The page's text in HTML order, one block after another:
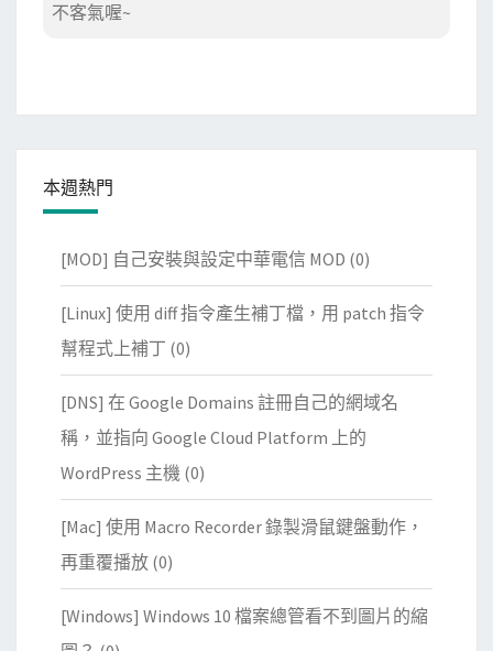
不客氣喔~
本週熱門
[MOD] 自己安裝與設定中華電信 MOD (0)
[Linux] 使用 diff 指令產生補丁檔，用 patch 指令
幫程式上補丁 (0)
[DNS] 在 Google Domains 註冊自己的網域名
稱，並指向 Google Cloud Platform 上的
WordPress 主機 (0)
[Mac] 使用 Macro Recorder 錄製滑鼠鍵盤動作，
再重覆播放 (0)
[Windows] Windows 10 檔案總管看不到圖片的縮